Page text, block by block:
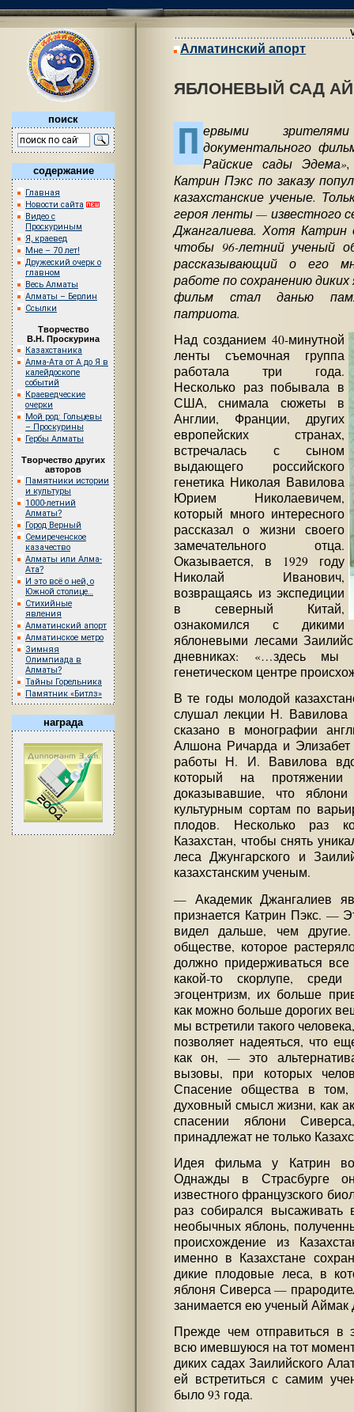
поиск
содержание
Главная
Новости сайта
Видео с
Проскуриным
Я, краевед
Мне – 70 лет!
Дружеский очерк о
главном
Весь Алматы
Алматы – Берлин
Ссылки
Творчество
В.Н. Проскурина
Казахстаника
Алма-Ата от А до Я в
калейдоскопе
событий
Краеведческие
очерки
Мой род: Гольцевы
– Проскурины
Гербы Алматы
Творчество других
авторов
Памятники истории
и культуры
1000-летний
Алматы?
Город Верный
Семиреченское
казачество
Алматы или Алма-
Ата?
И это всё о ней, о
Южной столице…
Стихийные
явления
Алматинский апорт
Алматинское метро
Зимняя
Олимпиада в
Алматы?
Тайны Горельника
Памятник «Битлз»
награда
Алматинский апорт
ЯБЛОНЕВЫЙ САД
П ервыми
документального
Райские сады
Катрин Пэкс по заказу
казахстанские ученые.
героя ленты — известного
Джангалиева. Хотя Катрин
чтобы 96-летний ученый
рассказывающий о его
работе по сохранению
фильм стал данью
патриота.
Над созданием 40-минутной
ленты съемочная группа
работала три года.
Несколько раз побывала в
США, снимала сюжеты в
Англии, Франции, других
европейских странах,
встречалась с сыном
выдающего российского
генетика Николая Вавилова
Юрием Николаевичем,
который много интересного
рассказал о жизни своего
замечательного отца.
Оказывается, в 1929 году
Николай Иванович,
возвращаясь из экспедиции
в северный Китай,
ознакомился с дикими
яблоневыми лесами
дневниках: «…здесь мы
генетическом центре
В те годы молодой
слушал лекции Н. Вавилова
сказано в монографии
Алшона Ричарда и Элизабет
работы Н. И. Вавилова
который на
доказывавшие, что яблони
культурным сортам по
плодов. Несколько раз
Казахстан, чтобы снять
леса Джунгарского и
казахстанским ученым.
— Академик Джангалиев
признается Катрин Пэкс. —
видел дальше, чем
обществе, которое
должно придерживаться
какой-то скорлупе,
эгоцентризм, их больше
как можно больше дорогих
мы встретили такого
позволяет надеяться, что
как он, — это
вызовы, при которых
Спасение общества в
духовный смысл жизни, как
спасении яблони
принадлежат не только
Идея фильма у Катрин
Однажды в Страсбурге
известного французского
раз собирался высаживать
необычных яблонь,
происхождение из
именно в Казахстане
дикие плодовые леса, в
яблоня Сиверса —
занимается ею ученый Аймак
Прежде чем отправиться в
всю имевшуюся на тот
диких садах Заилийского
ей встретиться с самим
было 93 года.